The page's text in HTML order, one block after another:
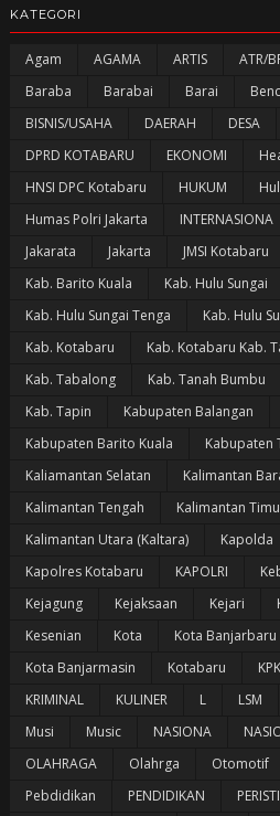
KATEGORI
Agam AGAMA ARTIS ATR/
Baraba
Barabai Barai
BISNIS/USAHA
DAERAH DESA
DPRD KOTABARU
EKONOMI
HNSI DPC Kotabaru
HUKUM
Humas Polri Jakarta
INTERNASIONA
Jakarata
Jakarta JMSI Kotabaru
Kab. Barito Kuala
Kab. Hulu Sungai
Kab. Hulu Sungai Tenga
Kab. Hulu
Kab. Kotabaru
Kab. Kotabaru Kab.
Kab. Tabalong
Kab. Tanah Bumbu
Kab. Tapin
Kabupaten Balangan
Kabupaten Barito Kuala
Kabupaten
Kaliamantan Selatan
Kalimantan
Kalimantan Tengah
Kalimantan
Kalimantan Utara (Kaltara)
Kapolda
Kapolres Kotabaru
KAPOLRI
Kejagung
Kejaksaan Kejari
Kesenian
Kota Kota Banjarbaru
Kota Banjarmasin
Kotabaru
KRIMINAL
KULINER L LSM
Musi
Music NASIONA
OLAHRAGA
Olahrga Otomotif
Pebdidikan
PENDIDIKAN